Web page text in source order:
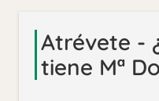
Atrévete -
tiene Mª